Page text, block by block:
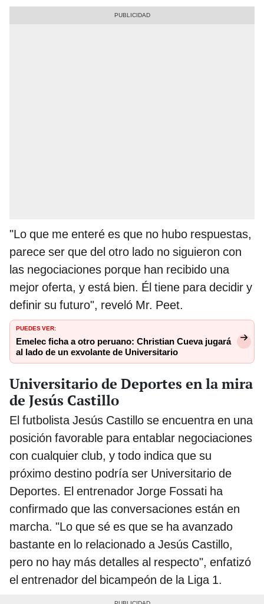
"Lo que me enteré es que no hubo respuestas,
parece ser que del otro lado no siguieron con
las negociaciones porque han recibido una
mejor oferta, y está bien. Él tiene para decidir y
definir su futuro", reveló Mr. Peet.
PUEDES VER:
Emelec ficha a otro peruano: Christian Cueva jugará
al lado de un exvolante de Universitario
Universitario de Deportes en la mira
de Jesús Castillo
El futbolista Jesús Castillo se encuentra en una
posición favorable para entablar negociaciones
con cualquier club, y todo indica que su
próximo destino podría ser Universitario de
Deportes. El entrenador Jorge Fossati ha
confirmado que las conversaciones están en
marcha. "Lo que sé es que se ha avanzado
bastante en lo relacionado a Jesús Castillo,
pero no hay más detalles al respecto", enfatizó
el entrenador del bicampeón de la Liga 1.